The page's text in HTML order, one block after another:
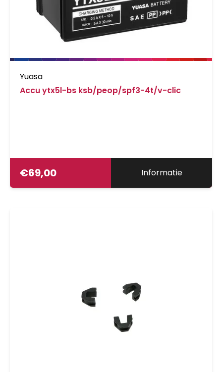
Yuasa
Accu ytx5l-bs ksb/peop/spf3-4t/v-clic
€69,00 Informatie